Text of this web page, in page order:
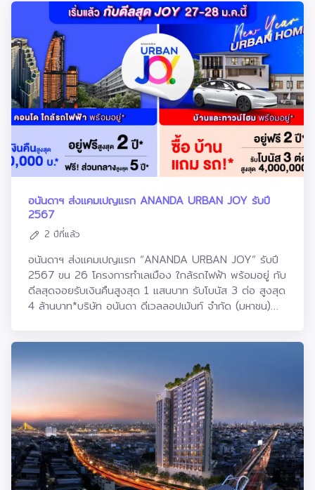
เอกลักษณ์เฉพาะตัวของโรงแรมและเซอร์วิสเรสซิเดนซ์ในแต่ละ
แห่งสำหรับการเปิดตัวแบรนด์คอลเลกชันในประเทศไทย La
Clef Bangkok by The Crest Collection ประกอบด้วย
ห้องพัก 115 ยูนิต ตั้งแต่ห้องพักแบบสตูดิโอไปจนถึงอพาร์ท
เมนท์สองห้องนอน ได้รับการออกแบบอย่างพิถีพิถัน โดยได้
รับแรงบันดาลใจจากการผสมผสานวัฒนธรรมไทย เข้ากับ
มรดกทางวัฒนธรรมของฝรั่งเศส โครงการนี้ยังมาพร้อมกับ
สิ่งอำนวยความสะดวก เช่น สระว่ายน้ำ ออนเซ็น เลานจ์ และ
ฟิตเนสเซ็นเตอร์ รวมถึงบริการอื่นๆ ที่ครบครัน เช่น บริการ
ทำความสะอาด บริการซักรีด และบริการเจ้าหน้าที่อำนวยความ
สะดวก นอกจากนี้ บริเวณโดยรอบยังสามารถเข้าถึง
ศูนย์การค้า ศูนย์กลางความบันเทิงต่างๆ และโรงพยาบาลชั้นนำ
ได้อย่างสะดวกสบายนายชานนท์ เรืองกฤตยา ประธานเจ้า
หน้าที่บริหาร บริษัท อนันดา ดีเวลลอปเม้นท์ จำกัด (มหาชน)
กล่าวว่า ในปีนี้อนันดาฯ มีแผนเปิดตัว Business Line ใหม่
ซึ่งจะดำเนินงานในรูปแบบของ Professional Services
and Management Consultancy รับดำเนินงานบริหาร
และพัฒนาโครงการอสังหาริมทรัพย์แบบ Total Solutions
ซึ่งปัจจุบันได้รับความไว้วางใจจากแรบบิท โฮลดิ้งส์ เพื่อ
บริหารและพัฒนาโครงการเดอะ เรสซิเดนเซส 38 (THE
ที่อยู่อาศัยในรูปแบบ Ultra luxury Residence จำนวน 36
ชั้น และชั้นลอย 1 ชั้น โดยชั้น 12 – 23 พัฒนาเป็นเซอร์วิ
สเรสซิเดนซ์แบบลักชัวรี่ 115 ยูนิต La Clef Bangkok by
The Crest Collection บริหารโดย ดิ แอสคอทท์ ลิมิเต็ด
ในขณะที่ชั้นบนตั้งแต่ชั้น 24 – 36 เป็นคอนโดมิเนียมที่พัก
อาศัยจำนวน 56 ยูนิต รูปแบบห้องพักคอนโดมิเนียมมีตั้งแต่
1 Bedroom ไปจนถึง เพนท์เฮ้าส์ (Penthouse) ซึ่งจะเป็น
ที่สุดของความร่วมมือสำหรับการพัฒนาที่อยู่อาศัยในแบบ
โยธิน เกิดทิพย์ ผู้อำนวยการอาวุโส ผู้บริหารฝ่ายการตลาด
RML กล่าวว่า “เทตต์ สาทร ทเวลฟ์ เป็นโครงการคอนโดฯ ลัก
ชัวรี่ใจกลางสาทรที่ได้รับความสนใจเป็นอย่างมากนับตั้งแต่ยัง
ไม่เปิดขายอย่างเป็นทางการเนื่องจากได้รับการพัฒนาด้วย
แนวคิด และการออกแบบที่แตกต่างจากโครงการอื่นที่แวดล้อม
อย่างชัดเจน จนได้รับรางวัลการันตี 3 ปีซ้อน ปัจจุบันมียอด
ขายแล้วกว่า 98% และมีโควต้าลูกค้าชาวต่างชาติไปแล้ว 45%
ซึ่งส่วนใหญ่ลูกค้าซื้อโครงการเพื่ออยู่เอง 60% และซื้อไว้เพื่อ
ลงทุน 40% โดยแคมเปญพิเศษ ‘Limited Edition’ ที่เราจัด
ขึ้นนี้ เราคัดสรรยูนิตพิเศษเพียงไม่กี่ยูนิต ประกอบด้วยยูนิต
แบบ 1 ห้องนอน พื้นที่ใช้สอย 40 – 68 ตร.ม และ 2 ห้อง
นอน พื้นที่ใช้สอย ตั้งแต่ 70 - 120 ตร.ม. ที่มาพร้อมกับ
ราคาที่น่าตื่นเต้นที่สุด เริ่มเพียง 11.59 ล้านบาทเท่านั้น ซึ่งนี่
เป็นโอกาสที่ดีสำหรับผู้ที่สนใจแต่ยังไม่ได้ตัดสินใจ หรือลูกค้า
ใหม่ที่มีความต้องการที่อยู่อาศัยในย่านสาทรที่จะคว้าสิทธิ์ในการ
เป็นเจ้าของคอนโดฯ ลักชัวรี่ใหม่ พร้อมอยู่ ‘เทตต์ สาทร
ทเวลฟ์’ ไว้”
นำ ด้านพลังงาน ดิจิทัล อาหารและการเกษตร และสุขภาพแบบ
ครบวงจร โดยจัดขึ้นระหว่างวันที่ 1-4 กุมภาพันธ์ 2567 ณ
ศูนย์ประชุมนานาชาติฉลองสิริราชสมบัติครบ 60 ปี
มหาวิทยาลัยสงขลานครินทร์ อ.หาดใหญ่ จ.สงขลา ซึ่งได้รับ
เกียรติจาก นางสาวพิมพ์ภัทนา วิชัยกุล รัฐมนตรีว่าการ
กระทรวงอุตสาหกรรม เป็นประธานเปิดงานภายในงานนี้
ปูนซีเมนต์นครหลวง ได้ร่วมจัดตั้งบูธนิทรรศการภายใต้คอน
เซ็ปต์ “นวัตกรรมปูนซีเมนต์รักษ์โลก” นำเสนอนวัตกรรมด้าน
พลังงานทดแทนและพลังงานสะอาดในกระบวนการผลิต
ปูนซีเมนต์ รวมถึงเชื้อเพลิงทางเลือก ซึ่งเป็นเป้าหมายด้านการ
พัฒนาอย่างยั่งยืน ปี 2573 และความมุ่งมั่นดำเนินงานขับ
เคลื่อนด้านสิ่งแวดล้อม สังคม และธรรมาภิบาลของกลุ่ม
บริษัทฯนอกจากนั้นยังมีการบรรยายแลกเปลี่ยนองค์ความรู้ใน
หัวข้อ ‘Green Cement for Greener Future’ โดยนาย
มนตรี นิธิกุล ประธานเจ้าหน้าที่บริหาร ธุรกิจปูนซีเมนต์ของ
ประเทศไทย บริษัท ปูนซีเมนต์นครหลวง จำกัด (มหาชน) และ
นางสาวสุจินตนา วีระรัตน์ ประธานเจ้าหน้าที่บริหาร บริษัท
อินทรี อีโคไซเคิล จำกัด บริษัทในกลุ่มบริษัทปูนซีเมนต์
นครหลวง เพื่อส่งเสริมความร่วมมือทั้งด้านการถ่ายทอด
นวัตกรรม เทคโนโลยี และเรื่องราวความสำเร็จของกลุ่ม
อนันดาฯ ส่งแคมเปญแรก ANANDA URBAN JOY รับปี
2567
2 ปีที่แล้ว
อนันดาฯ ส่งแคมเปญแรก “ANANDA URBAN JOY” รับปี
2567 ขน 26 โครงการทำเลเมือง ใกล้รถไฟฟ้า พร้อมอยู่ กับ
ดีลสุดจอยรับเงินคืนสูงสุด 1 แสนบาท รับโบนัส 3 ต่อ สูงสุด
4 ล้านบาท*บริษัท อนันดา ดีเวลลอปเม้นท์ จำกัด (มหาชน)
แคมเปญ “ANANDA URBAN JOY” รวบรวม 26 โครงการ
คุณภาพบนทำเลศักยภาพของกรุงเทพฯ ได้แก่ 14 โครงการ
คอนโดมิเนียมติดรถไฟฟ้าพร้อมอยู่ แต่งครบ ภายใต้แบรนด์
แอชตัน โคโค่ พาร์ค ไอดีโอ คิว ไอดีโอ โมบิ ไอดีโอ และ เอลลิ
โอ ดีลดีสุดพิเศษสำหรับคนเมือง อาทิ “รับเงินคืนสูงสุด
100,000 บาท* อยู่ฟรี สูงสุด 2 ปี” เริ่ม 2.09 - 16.99
ล้านบาท* และ 12 โครงการบ้านเดี่ยวและทาวน์โฮมพร้อมอยู่
ทำเลดีใกล้รถไฟฟ้า ภายใต้แบรนด์ อาร์เทล แอริ เอโทล อันดา